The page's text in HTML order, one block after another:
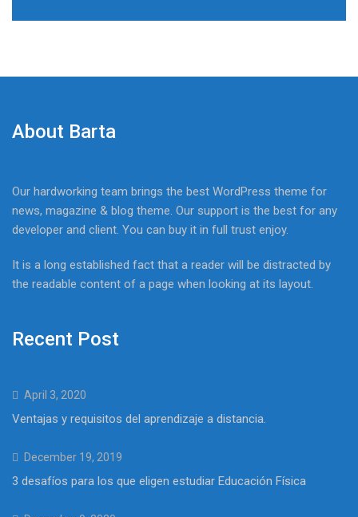
About Barta
Our hardworking team brings the best WordPress theme for
news, magazine & blog theme. Our support is the best for any
developer and client. You can buy it in full trust enjoy.
It is a long established fact that a reader will be distracted by
the readable content of a page when looking at its layout.
Recent Post
April 3, 2020
Ventajas y requisitos del aprendizaje a distancia.
December 19, 2019
3 desafíos para los que eligen estudiar Educación Física